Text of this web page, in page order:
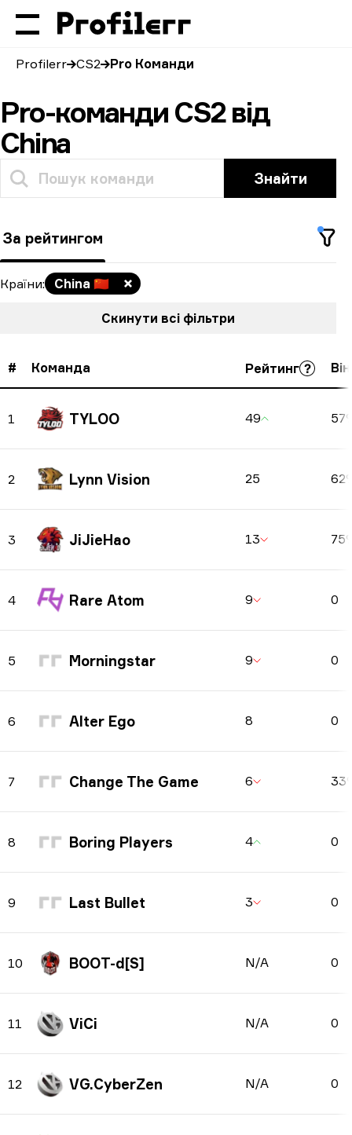
Profilerr CS2 Pro Команди
Pro-команди CS2 від
China
Знайти
За рейтингом
Країни: China 🇨🇳
Скинути всі фільтри
# Команда Рейтинг
1 TYLOO 49
2 Lynn Vision 25
3 JiJieHao 13
4 Rare Atom 9 0
5 Morningstar 9 0
6 Alter Ego 8 0
7 Change The Game 6
8 Boring Players 4 0
9 Last Bullet 3 0
10 BOOT-d[S] N/A 0
11 ViCi N/A 0
12 VG.CyberZen N/A 0